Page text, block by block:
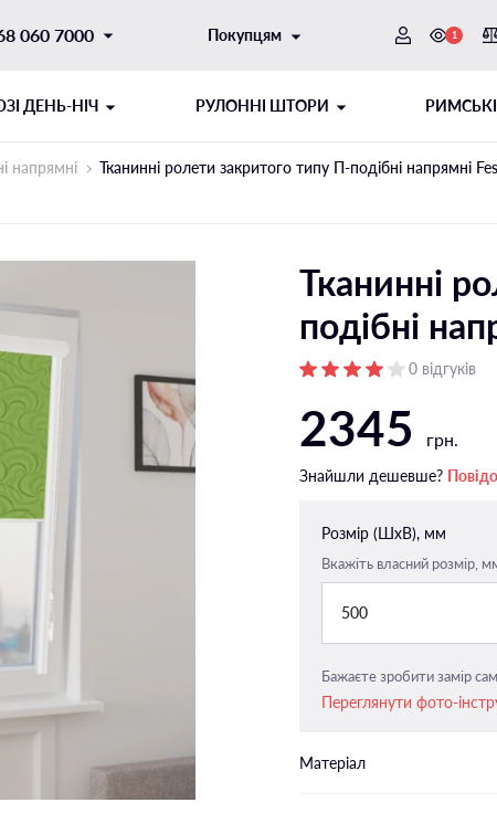
060 7000 Покупцям 1
ДЕНЬ-НІЧ РУЛОННІ ШТОРИ
ТИПУ
напрямні
напрямні
РУЛОННІ ШТОРИ ДЕНЬ-НІЧ
Відкритого типу на стулку
Відкритого типу на отвір
напрямні
Закритого типу пласкі
ШНУРОВИЙ МЕХАНІЗМ
напрямні Тканинні ролети закритого типу П-подiбні напрямні
Тканинні
подiбні
0 відгуків
2345 грн.
Знайшли дешевше?
Розмір (ШxВ), мм
Вкажіть власний розмір,
500
Бажаєте зробити замір
Переглянути фото-
Матеріал